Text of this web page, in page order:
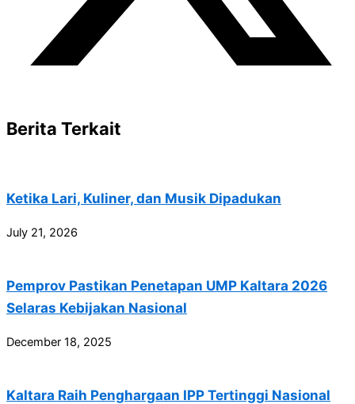
Berita Terkait
Ketika Lari, Kuliner, dan Musik Dipadukan
July 21, 2026
Pemprov Pastikan Penetapan UMP Kaltara 2026
Selaras Kebijakan Nasional
December 18, 2025
Kaltara Raih Penghargaan IPP Tertinggi Nasional